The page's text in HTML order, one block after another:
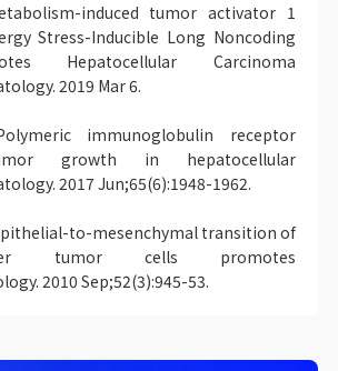
induced tumor activator 1
Stress-Inducible Long Noncoding
Hepatocellular Carcinoma
2019 Mar 6.
immunoglobulin receptor
growth in hepatocellular
2017 Jun;65(6):1948-1962.
to-mesenchymal transition of
tumor cells promotes
2010 Sep;52(3):945-53.